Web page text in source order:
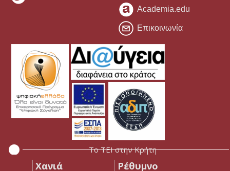
Academia.edu
Επικοινωνία
Το ΤΕΙ στην Κρήτη
Χανιά Ρέθυμνο